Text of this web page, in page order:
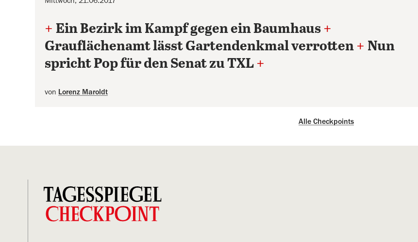
+ Ein Bezirk im Kampf gegen ein Baumhaus +
Grauflächenamt lässt Gartendenkmal verrotten + Nun
spricht Pop für den Senat zu TXL +
von Lorenz Maroldt
Alle Checkpoints